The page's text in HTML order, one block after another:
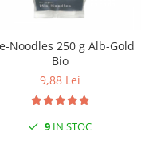
Noodles 250 g Alb-Gold
Bio
9,88 Lei
9 IN STOC